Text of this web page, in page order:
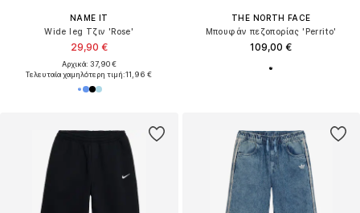
NAME IT
Wide leg Τζιν 'Rose'
29,90 €
Αρχικά: 37,90 €
Τελευταία χαμηλότερη τιμή:11,96 €
THE NORTH FACE
Μπουφάν πεζοπορίας 'Perrito'
109,00 €